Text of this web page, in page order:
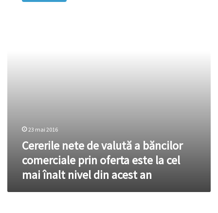
acest
23 mai 2016
Cererile nete de valută a băncilor
comerciale prin oferta este la cel
mai înalt nivel din acest an